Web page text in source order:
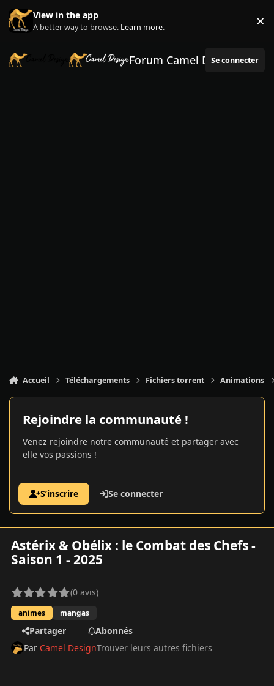
Aller au contenu
View in the app
A better way to browse. Learn more. ×
Forum Camel Design
Se connecter
Accueil Téléchargements Fichiers torrent Animations
Rejoindre la communauté !
Venez rejoindre notre communauté et partager avec
elle vos passions !
S’inscrire Se connecter
Astérix & Obélix : le Combat des Chefs -
Saison 1 - 2025
(0 avis)
animes mangas
Partager
Abonnés
Par Camel DesignTrouver leurs autres fichiers